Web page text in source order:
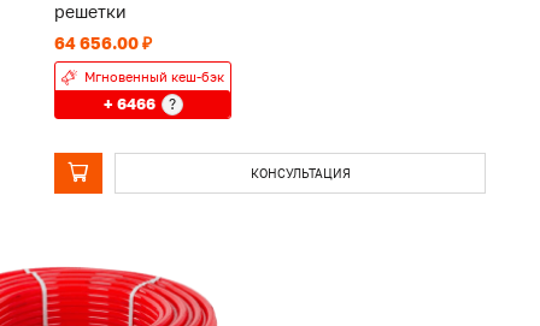
решетки
64 656.00 ₽
Мгновенный кеш-бэк
+ 6466 ?
КОНСУЛЬТАЦИЯ